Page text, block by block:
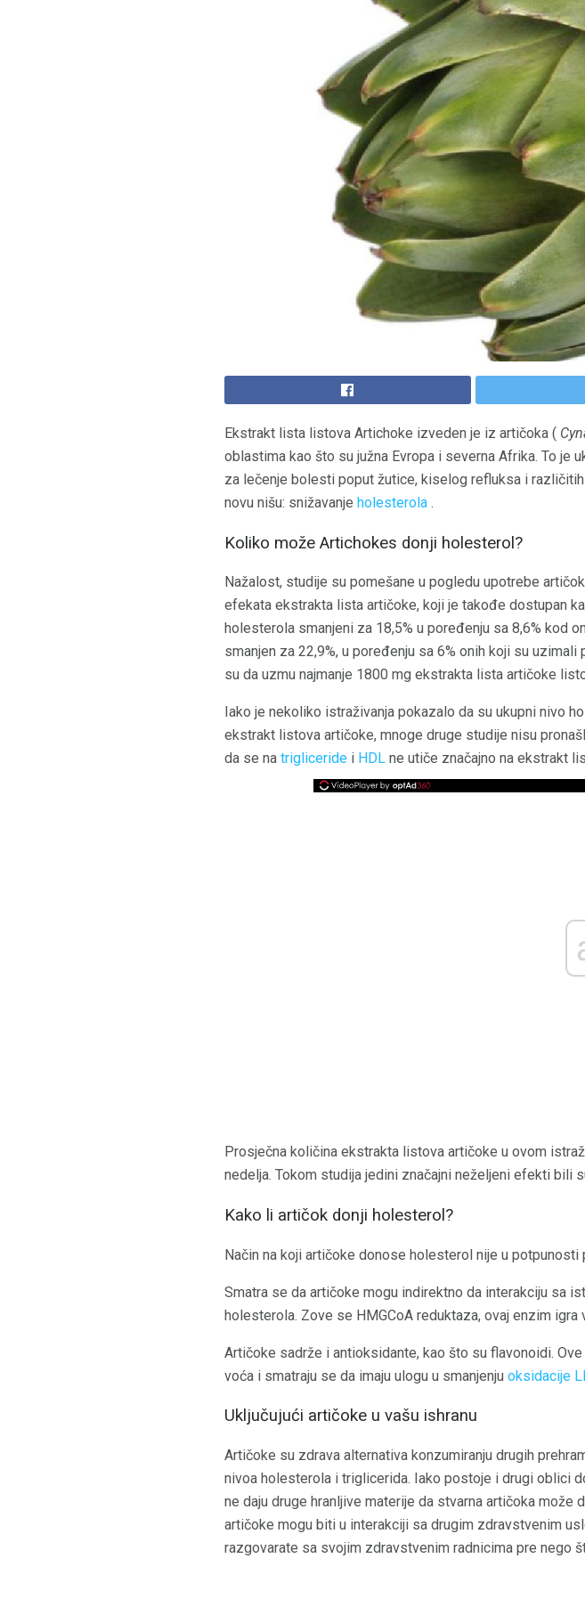
Ekstrakt lista listova Artichoke izveden je iz artičoka (
oblastima kao što su južna Evropa i severna Afrika. To je
za lečenje bolesti poput žutice, kiselog refluksa i
novu nišu: snižavanje holesterola .
Koliko može Artichokes donji holesterol?
Nažalost, studije su pomešane u pogledu upotrebe
efekata ekstrakta lista artičoke, koji je takođe dostupan
holesterola smanjeni za 18,5% u poređenju sa 8,6% kod
smanjen za 22,9%, u poređenju sa 6% onih koji su
su da uzmu najmanje 1800 mg ekstrakta lista artičoke
Iako je nekoliko istraživanja pokazalo da su ukupni nivo
ekstrakt listova artičoke, mnoge druge studije nisu
da se na trigliceride i HDL ne utiče značajno na ekstrakt
Prosječna količina ekstrakta listova artičoke u ovom
nedelja. Tokom studija jedini značajni neželjeni efekti bili
Kako li artičok donji holesterol?
Način na koji artičoke donose holesterol nije u potpunosti
Smatra se da artičoke mogu indirektno da interakciju sa
holesterola. Zove se HMGCoA reduktaza, ovaj enzim igra
Artičoke sadrže i antioksidante, kao što su flavonoidi.
voća i smatraju se da imaju ulogu u smanjenju oksidacije
Uključujući artičoke u vašu ishranu
Artičoke su zdrava alternativa konzumiranju drugih
nivoa holesterola i triglicerida. Iako postoje i drugi oblici
ne daju druge hranljive materije da stvarna artičoka
artičoke mogu biti u interakciji sa drugim zdravstvenim
razgovarate sa svojim zdravstvenim radnicima pre nego